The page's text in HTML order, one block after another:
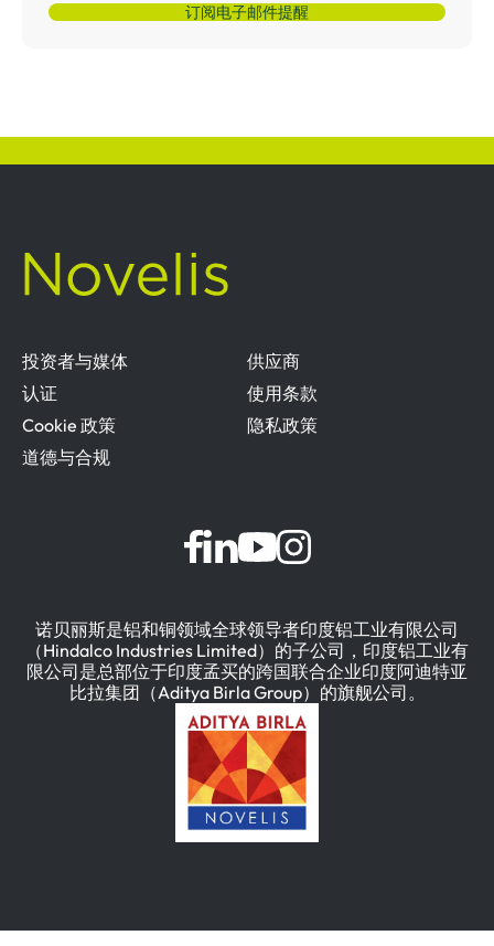
订阅电子邮件提醒
投资者与媒体
供应商
认证
使用条款
Cookie 政策
隐私政策
道德与合规
诺贝丽斯是铝和铜领域全球领导者印度铝工业有限公司
（Hindalco Industries Limited）的子公司，印度铝工业有
限公司是总部位于印度孟买的跨国联合企业印度阿迪特亚
比拉集团（Aditya Birla Group）的旗舰公司。